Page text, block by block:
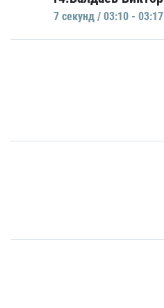
7 секунд / 03:10 - 03:17